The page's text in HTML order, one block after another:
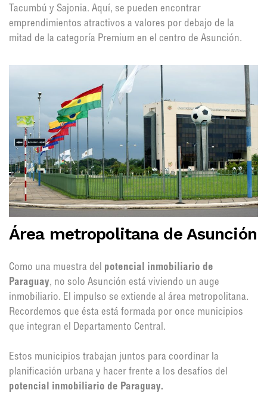
Tacumbú y Sajonia. Aquí, se pueden encontrar
emprendimientos atractivos a valores por debajo de la
mitad de la categoría Premium en el centro de Asunción.
Área metropolitana de Asunción
Como una muestra del potencial inmobiliario de
Paraguay, no solo Asunción está viviendo un auge
inmobiliario. El impulso se extiende al área metropolitana.
Recordemos que ésta está formada por once municipios
que integran el Departamento Central.
Estos municipios trabajan juntos para coordinar la
planificación urbana y hacer frente a los desafíos del
potencial inmobiliario de Paraguay.